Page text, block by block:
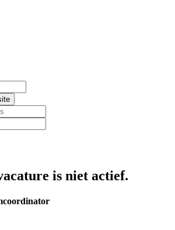
is niet actief.